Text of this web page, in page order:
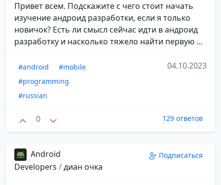
Привет всем. Подскажите с чего стоит начать
изучение андроид разработки, если я только
новичок? Есть ли смысл сейчас идти в андроид
разработку и насколько тяжело найти первую ...
#android
#mobile
#programming
#russian
04.10.2023
0 129 ответов
Android
Developers /диан очка
Подписаться